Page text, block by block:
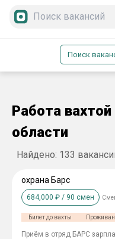
Поиск
Работа
области
Найдено: 133
охрана Барс
684,000 ₽ / 90 смен
Билет до вахты
Приём в отряд БАРС